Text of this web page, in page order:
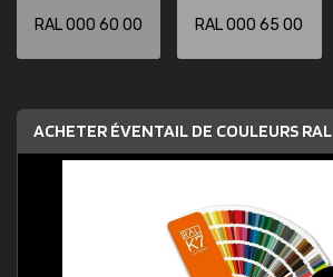
RAL 000 60 00 RAL 000 65 00
ACHETER ÉVENTAIL DE COULEURS RAL